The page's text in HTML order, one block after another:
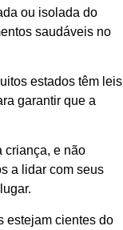
ou isolada do
saudáveis no
estados têm leis
garantir que a
criança, e não
a lidar com seus
estejam cientes do